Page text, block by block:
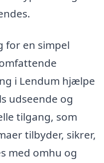
for en simpel
i Lendum hjælpe
udseende og
tilgang, som
tilbyder, sikrer,
med omhu og